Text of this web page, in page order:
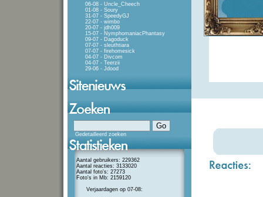
06-08 - Uncle_Cheech
01-08 - Soury
31-07 - SpeedyGJ
22-07 - wimbo
20-07 - jdh009
15-07 - NymphomaniacPhantasy
09-07 - Dagoduck
07-07 - sleuthtiara
07-07 - firehomesick
04-07 - Divcom
04-07 - Teerzii
29-06 - Jdood
Gedetailleerd zoeken
Aantal gebruikers: 229362
Aantal reacties: 3133020
Aantal foto's: 27273
Foto's in Mb: 2159120
Verjaardagen op 07-08: